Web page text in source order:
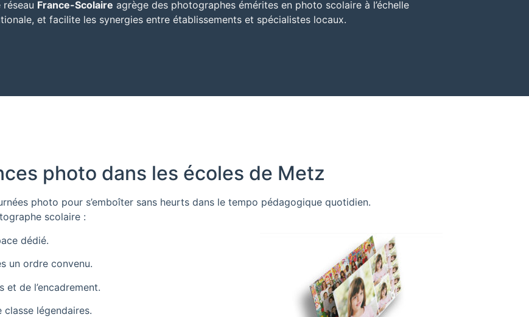
réseau France-Scolaire agrège des photographes émérites en photo scolaire à l’échelle
et facilite les synergies entre établissements et spécialistes locaux.
photo dans les écoles de Metz
photo pour s’emboîter sans heurts dans le tempo pédagogique quotidien.
scolaire :
dédié.
un ordre convenu.
de l’encadrement.
légendaires.